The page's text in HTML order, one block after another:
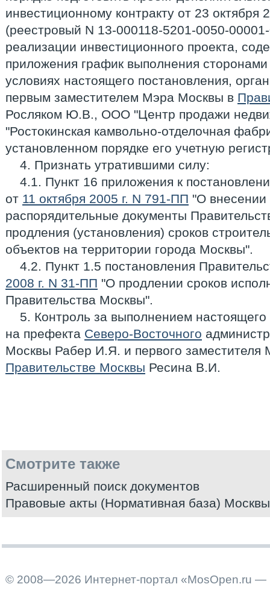
инвестиционному контракту от 23 октября
(реестровый N 13-000118-5201-0050-
реализации инвестиционного проекта,
приложения график выполнения сторонами
условиях настоящего постановления,
первым заместителем Мэра Москвы в
Росляком Ю.В., ООО "Центр продажи
"Ростокинская камвольно-отделочная
установленном порядке его учетную
4. Признать утратившими силу:
4.1. Пункт 16 приложения к
от 11 октября 2005 г. N 791-ПП "О внесении
распорядительные документы
продления (установления) сроков
объектов на территории города Москвы".
4.2. Пункт 1.5 постановления
2008 г. N 31-ПП "О продлении сроков
Правительства Москвы".
5. Контроль за выполнением
на префекта Северо-Восточного
Москвы Рабер И.Я. и первого заместителя
Правительстве Москвы Ресина В.И.
Смотрите также
Расширенный поиск документов
Правовые акты (Нормативная база) Москвы
© 2008—2026 Интернет-портал «MosOpen.ru —